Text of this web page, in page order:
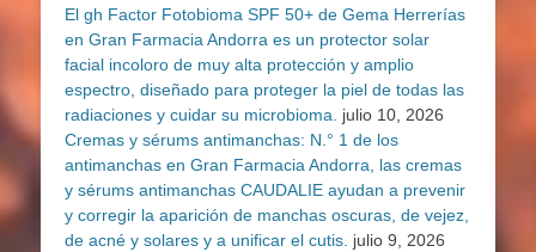
El gh Factor Fotobioma SPF 50+ de Gema Herrerías
en Gran Farmacia Andorra es un protector solar
facial incoloro de muy alta protección y amplio
espectro, diseñado para proteger la piel de todas las
radiaciones y cuidar su microbioma.
julio 10, 2026
Cremas y sérums antimanchas: N.° 1 de los
antimanchas en Gran Farmacia Andorra, las cremas
y sérums antimanchas CAUDALIE ayudan a prevenir
y corregir la aparición de manchas oscuras, de vejez,
de acné y solares y a unificar el cutis. julio 9, 2026